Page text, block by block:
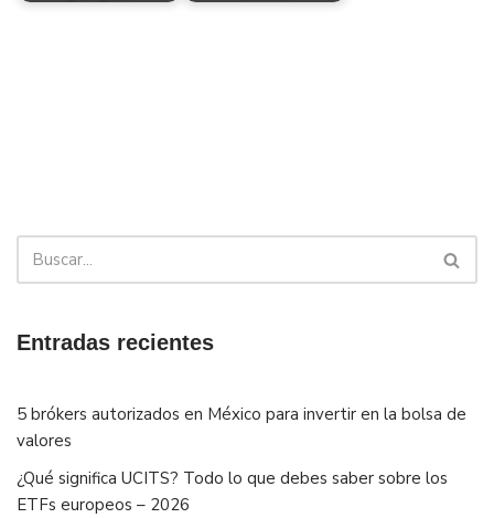
Entradas recientes
5 brókers autorizados en México para invertir en la bolsa de
valores
¿Qué significa UCITS? Todo lo que debes saber sobre los
ETFs europeos – 2026